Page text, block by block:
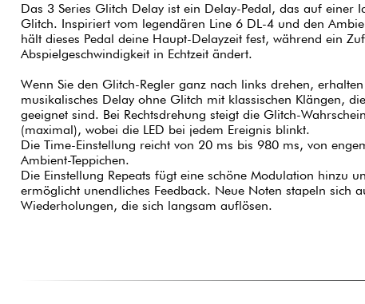
Das 3 Series Glitch Delay ist ein Delay-Pedal, das auf einer
Glitch. Inspiriert vom legendären Line 6 DL-4 und den
hält dieses Pedal deine Haupt-Delayzeit fest, während ein
Abspielgeschwindigkeit in Echtzeit ändert.
Wenn Sie den Glitch-Regler ganz nach links drehen,
musikalisches Delay ohne Glitch mit klassischen Klängen,
geeignet sind. Bei Rechtsdrehung steigt die Glitch-
(maximal), wobei die LED bei jedem Ereignis blinkt.
Die Time-Einstellung reicht von 20 ms bis 980 ms, von
Ambient-Teppichen.
Die Einstellung Repeats fügt eine schöne Modulation hinzu
ermöglicht unendliches Feedback. Neue Noten stapeln sich
Wiederholungen, die sich langsam auflösen.